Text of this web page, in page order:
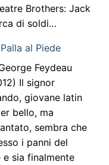
Brothers: Jack
di soldi…
al Piede
Feydeau
Il signor
giovane latin
bello, ma
sembra che
i panni del
sia finalmente